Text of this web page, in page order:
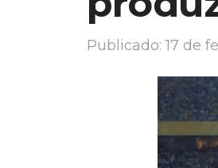
Publicado: 17 de